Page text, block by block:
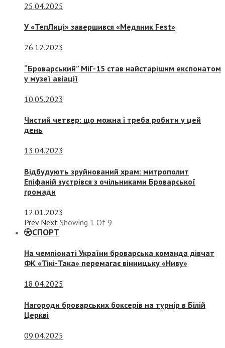
25.04.2025
У «ТепЛиці» завершився «Медяник Fest»
26.12.2023
“Броварський” МіГ-15 став найстарішим експонатом
у музеї авіації
10.05.2023
Чистий четвер: що можна і треба робити у цей
день
13.04.2023
Відбудують зруйнований храм: митрополит
Епіфаній зустрівся з очільниками Броварської
громади
12.01.2023
Prev Next Showing 1 Of 9
СПОРТ
На чемпіонаті України броварська команда дівчат
ФК «Тікі-Така» перемагає вінницьку «Ниву»
18.04.2025
Нагороди броварських боксерів на турнір в Білій
Церкві
09.04.2025